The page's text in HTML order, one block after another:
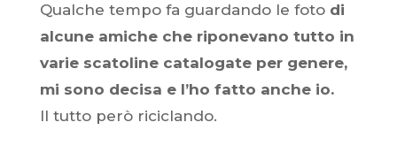
Qualche tempo fa guardando le foto di
alcune amiche che riponevano tutto in
varie scatoline catalogate per genere,
mi sono decisa e l’ho fatto anche io.
Il tutto però riciclando.